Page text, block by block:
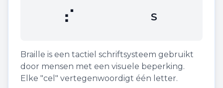
⠎ S
Braille is een tactiel schriftsysteem gebruikt
door mensen met een visuele beperking.
Elke "cel" vertegenwoordigt één letter.